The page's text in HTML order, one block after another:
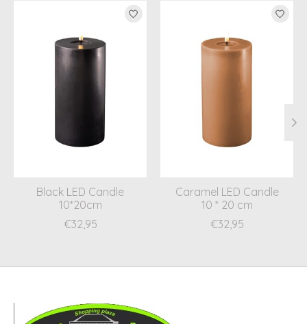
Items van productcarrousel
Black LED Candle
10*20cm
€32,95
Caramel LED Candle
10 * 20 cm
€32,95